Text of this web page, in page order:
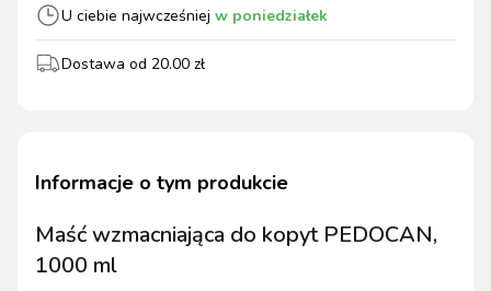
U ciebie najwcześniej w poniedziałek
Dostawa od 20.00 zł
Informacje o tym produkcie
Maść wzmacniająca do kopyt PEDOCAN,
1000 ml